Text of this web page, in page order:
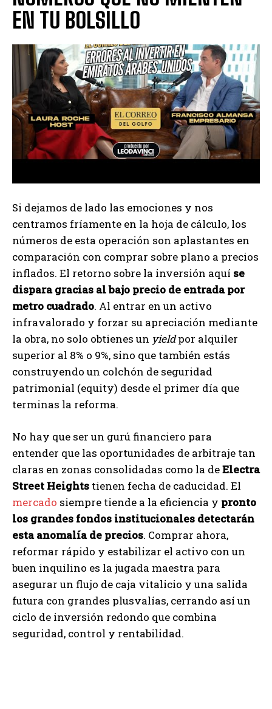
EN TU BOLSILLO
Si dejamos de lado las emociones y nos
centramos fríamente en la hoja de cálculo, los
números de esta operación son aplastantes en
comparación con comprar sobre plano a precios
inflados. El retorno sobre la inversión aquí se
dispara gracias al bajo precio de entrada por
metro cuadrado. Al entrar en un activo
infravalorado y forzar su apreciación mediante
la obra, no solo obtienes un yieldpor alquiler
superior al 8% o 9%, sino que también estás
construyendo un colchón de seguridad
patrimonial (equity) desde el primer día que
terminas la reforma.
No hay que ser un gurú financiero para
entender que las oportunidades de arbitraje tan
claras en zonas consolidadas como la deElectra
Street Heights tienen fecha de caducidad. El
mercado siempre tiende a la eficiencia y pronto
los grandes fondos institucionales detectarán
esta anomalía de precios. Comprar ahora,
reformar rápido y estabilizar el activo con un
buen inquilino es la jugada maestra para
asegurar un flujo de caja vitalicio y una salida
futura con grandes plusvalías, cerrando así un
ciclo de inversión redondo que combina
seguridad, control y rentabilidad.